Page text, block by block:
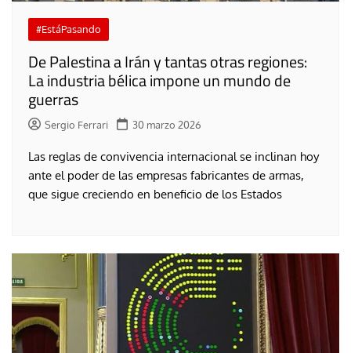
#EstáPasando
De Palestina a Irán y tantas otras regiones:
La industria bélica impone un mundo de
guerras
Sergio Ferrari 30 marzo 2026
Las reglas de convivencia internacional se inclinan hoy
ante el poder de las empresas fabricantes de armas,
que sigue creciendo en beneficio de los Estados